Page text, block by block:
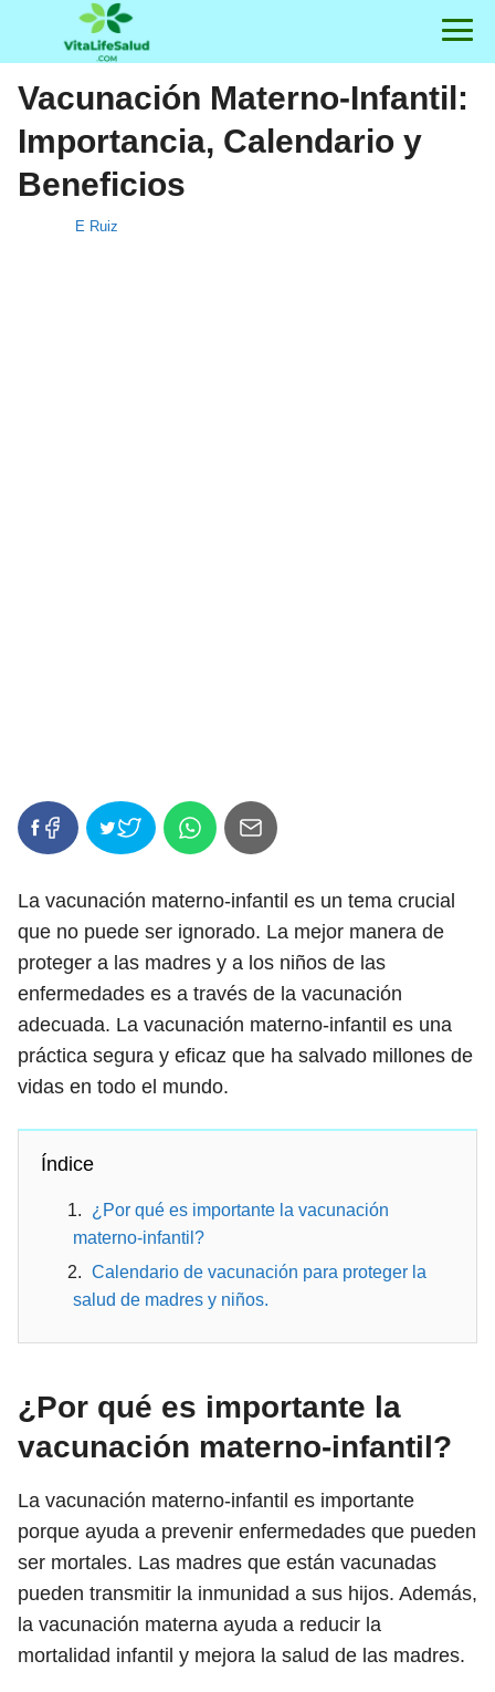
Vacunación Materno-Infantil:
Importancia, Calendario y
Beneficios
E Ruiz
La vacunación materno-infantil es un tema crucial
que no puede ser ignorado. La mejor manera de
proteger a las madres y a los niños de las
enfermedades es a través de la vacunación
adecuada. La vacunación materno-infantil es una
práctica segura y eficaz que ha salvado millones de
vidas en todo el mundo.
Índice
¿Por qué es importante la vacunación
materno-infantil?
Calendario de vacunación para proteger la
salud de madres y niños.
¿Por qué es importante la
vacunación materno-infantil?
La vacunación materno-infantil es importante
porque ayuda a prevenir enfermedades que pueden
ser mortales. Las madres que están vacunadas
pueden transmitir la inmunidad a sus hijos. Además,
la vacunación materna ayuda a reducir la
mortalidad infantil y mejora la salud de las madres.